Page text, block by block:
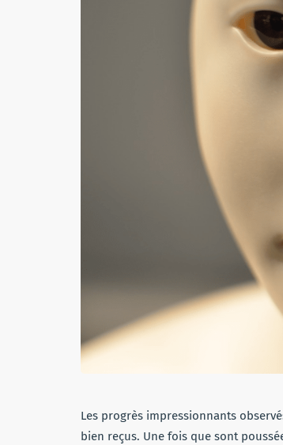
Les progrès impressionnants
bien reçus. Une fois que sont